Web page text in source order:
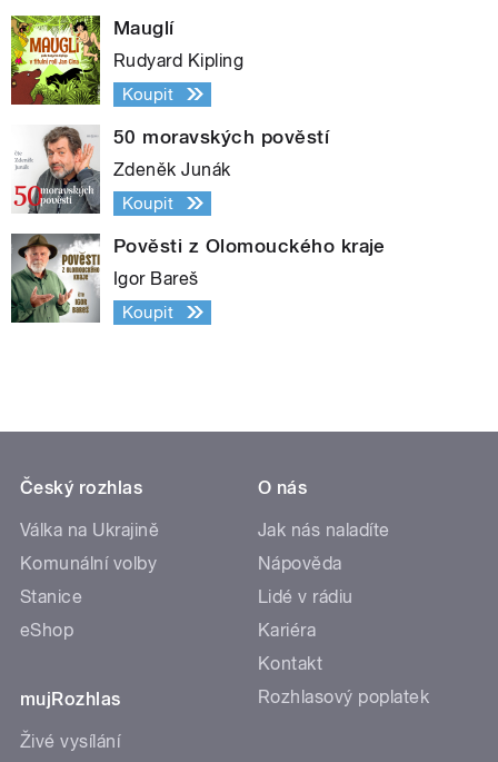
Mauglí
Rudyard Kipling
Koupit
50 moravských pověstí
Zdeněk Junák
Koupit
Pověsti z Olomouckého kraje
Igor Bareš
Koupit
Český rozhlas
Válka na Ukrajině
Komunální volby
Stanice
eShop
mujRozhlas
Živé vysílání
O nás
Jak nás naladíte
Nápověda
Lidé v rádiu
Kariéra
Kontakt
Rozhlasový poplatek